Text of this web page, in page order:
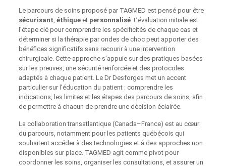
Le parcours de soins proposé par TAGMED est pensé pour être
sécurisant, éthiqueet personnalisé. L’évaluation initiale est
l’étape clé pour comprendre les spécificités de chaque cas et
déterminer si la thérapie par ondes de choc peut apporter des
bénéfices significatifs sans recourir à une intervention
chirurgicale. Cette approche s’appuie sur des pratiques basées
sur les preuves, une sécurité renforcée et des protocoles
adaptés à chaque patient. Le Dr Desforges met un accent
particulier sur l’éducation du patient : comprendre les
indications, les limites et les étapes des parcours de soins, afin
de permettre à chacun de prendre une décision éclairée.
La collaboration transatlantique (Canada–France) est au cœur
du parcours, notamment pour les patients québécois qui
souhaitent accéder à des technologies et à des approches non
disponibles sur place. TAGMED agit comme pivot pour
coordonner les soins, organiser les consultations, et assurer un